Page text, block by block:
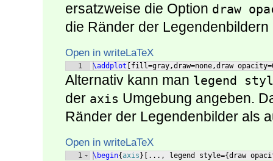
ersatzweise die Option draw
die Ränder der
Open in writeLaTeX
1 \addplot fill=gray,draw=none,draw
Alternativ kann man legend
der axis Umgebung angeben.
Ränder der Legendenbilder als
Open in writeLaTeX
1 \begin{axis } ..., legend style={draw